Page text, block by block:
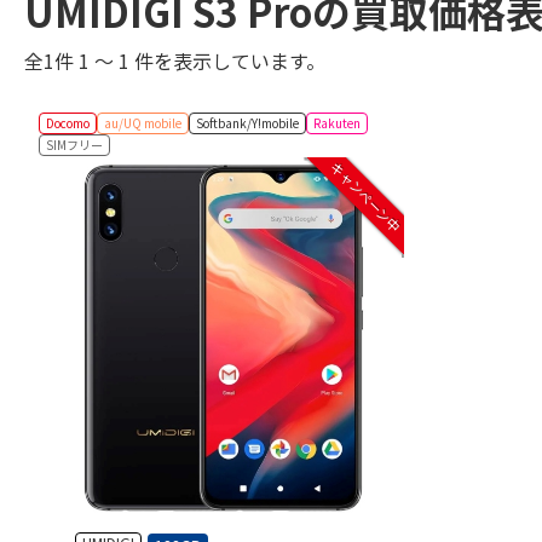
全1件 1 ～ 1 件を表示しています。
Docomo au/UQ mobile Softbank/Y!mobile
Rakuten
SIMフリー
キャンペーン中